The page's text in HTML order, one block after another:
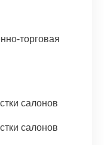
торговая
салонов
салонов